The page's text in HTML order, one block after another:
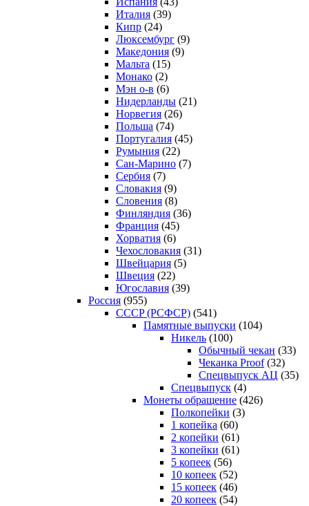
Италия (39)
Кипр (24)
Люксембург (9)
Македония (9)
Мальта (15)
Монако (2)
Мэн о-в (6)
Нидерланды (21)
Норвегия (26)
Польша (74)
Португалия (45)
Румыния (22)
Сан-Марино (7)
Сербия (7)
Словакия (9)
Словения (8)
Финляндия (36)
Франция (45)
Хорватия (6)
Чехословакия (31)
Швейцария (5)
Швеция (22)
Югославия (39)
Россия (955)
CCCP (РСФСР) (541)
Памятные выпуски (104)
Никель (100)
Обычный чекан (33)
Чеканка Proof(32)
Спецвыпуск АЦ (35)
Спецвыпуск (4)
Монеты обращение (426)
Полкопейки (3)
1 копейка (60)
2 копейки (61)
3 копейки (61)
5 копеек (56)
10 копеек (52)
15 копеек (46)
20 копеек (54)